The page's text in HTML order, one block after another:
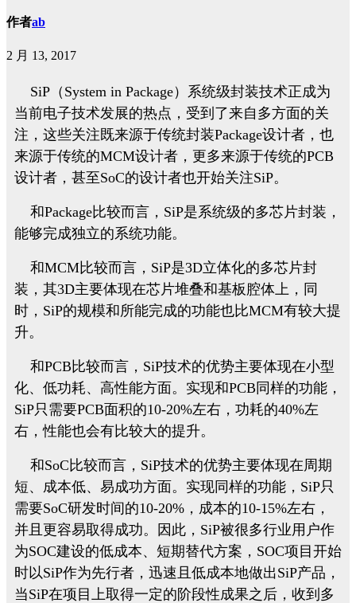
作者ab
2 月 13, 2017
SiP（System in Package）系统级封装技术正成为
当前电子技术发展的热点，受到了来自多方面的关
注，这些关注既来源于传统封装Package设计者，也
来源于传统的MCM设计者，更多来源于传统的PCB
设计者，甚至SoC的设计者也开始关注SiP。
和Package比较而言，SiP是系统级的多芯片封装，
能够完成独立的系统功能。
和MCM比较而言，SiP是3D立体化的多芯片封
装，其3D主要体现在芯片堆叠和基板腔体上，同
时，SiP的规模和所能完成的功能也比MCM有较大提
升。
和PCB比较而言，SiP技术的优势主要体现在小型
化、低功耗、高性能方面。实现和PCB同样的功能，
SiP只需要PCB面积的10-20%左右，功耗的40%左
右，性能也会有比较大的提升。
和SoC比较而言，SiP技术的优势主要体现在周期
短、成本低、易成功方面。实现同样的功能，SiP只
需要SoC研发时间的10-20%，成本的10-15%左右，
并且更容易取得成功。因此，SiP被很多行业用户作
为SOC建设的低成本、短期替代方案，SOC项目开始
时以SiP作为先行者，迅速且低成本地做出SiP产品，
当SiP在项目上取得一定的阶段性成果之后，收到多